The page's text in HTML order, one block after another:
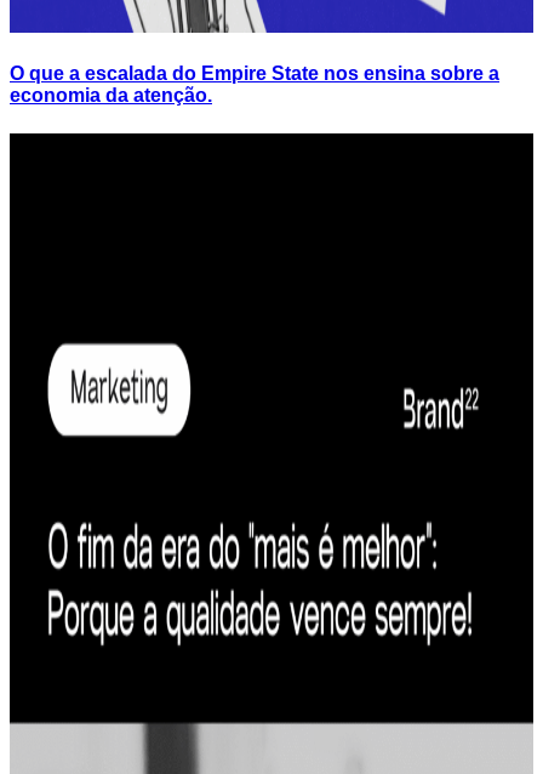
O que a escalada do Empire State nos ensina sobre a
economia da atenção.